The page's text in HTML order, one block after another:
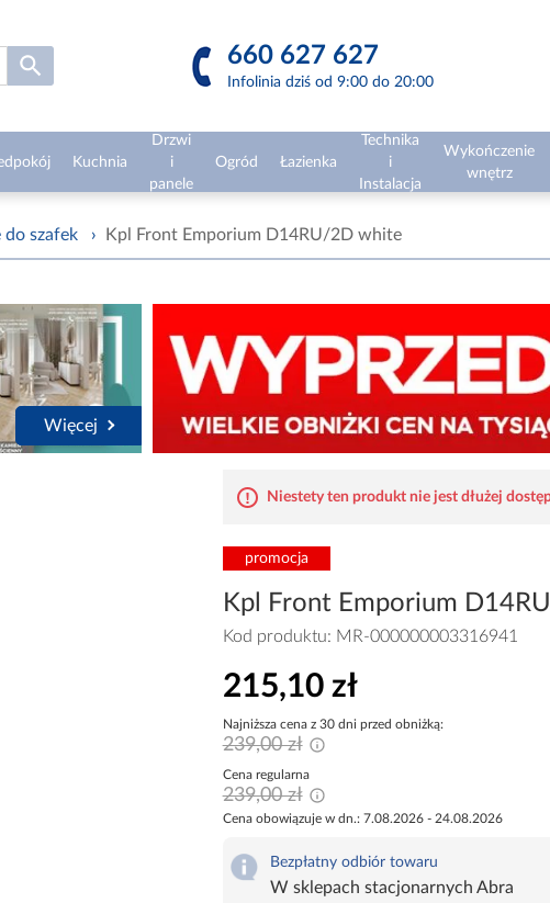
660 627 627
Infolinia dziś od 9:00 do 20:00
Kuchnia
Drzwi
i
panele
Ogród Łazienka
Technika
i
Instalacja
Wykończenie
wnętrz
do szafek › Kpl Front Emporium D14RU/2D white
Więcej
Niestety ten produkt nie jest dłużej
promocja
Kpl Front Emporium
Kod produktu: MR-000000003316941
215,10 zł
Najniższa cena z 30 dni przed obniżką:
239,00 zł
Cena regularna
239,00 zł
Cena obowiązuje w dn.: 7.08.2026 - 24.08.2026
Bezpłatny odbiór towaru
W sklepach stacjonarnych Abra